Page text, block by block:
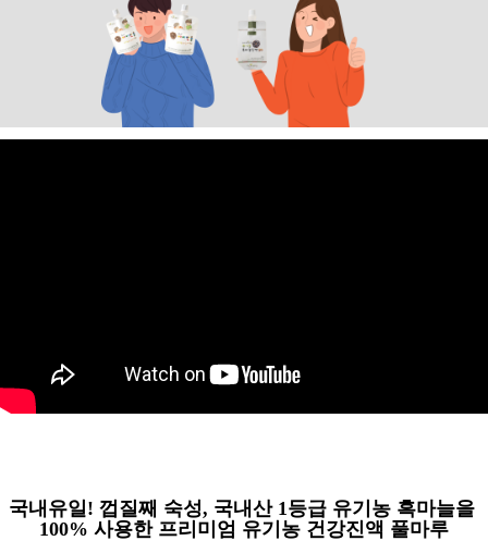
국내유일! 껍질째 숙성, 국내산 1등급 유기농 흑마늘을
100% 사용한 프리미엄 유기농 건강진액 풀마루